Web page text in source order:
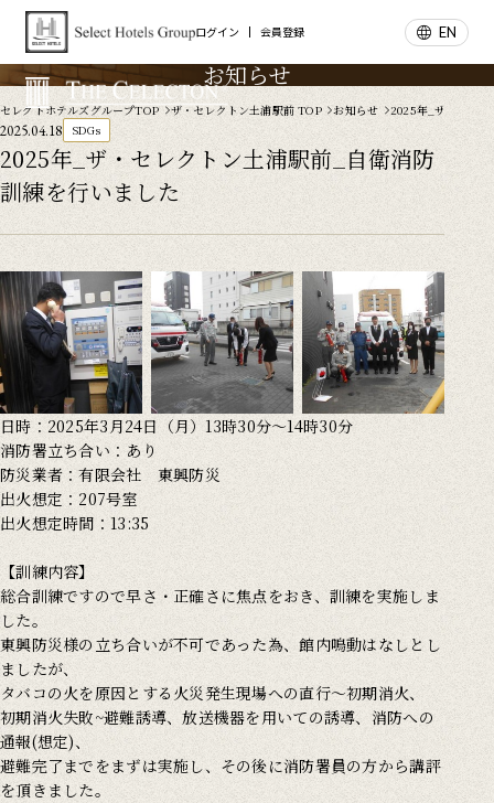
ログイン 会員登録 EN
お知らせ
セレクトホテルズグループTOP ザ・セレクトン土浦駅前 TOP お知らせ 2025年_ザ・セレ
2025.04.18 SDGs
2025年_ザ・セレクトン土浦駅前_自衛消防
訓練を行いました
日時：2025年3月24日（月）13時30分～14時30分
消防署立ち合い：あり
防災業者：有限会社 東興防災
出火想定：207号室
出火想定時間：13:35
【訓練内容】
総合訓練ですので早さ・正確さに焦点をおき、訓練を実施しま
した。
東興防災様の立ち合いが不可であった為、館内鳴動はなしとし
ましたが、
タバコの火を原因とする火災発生現場への直行～初期消火、
初期消火失敗~避難誘導、放送機器を用いての誘導、消防への
通報(想定)、
避難完了までをまずは実施し、その後に消防署員の方から講評
を頂きました。